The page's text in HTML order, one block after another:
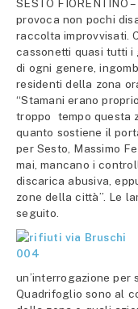
SESTO FIORENTINO
provoca non pochi
raccolta improvvisati.
cassonetti quasi tutti i
di ogni genere,
residenti della zona
“Stamani erano
troppo tempo questa
quanto sostiene il
per Sesto, Massimo
mai, mancano i
discarica abusiva,
zone della città”. Le
seguito.
un’interrogazione per
Quadrifoglio sono al